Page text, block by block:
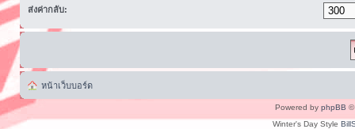
ส่งค่ากลับ:
หน้าเว็บบอร์ด
Powered by phpBB ©
Winter's Day Style